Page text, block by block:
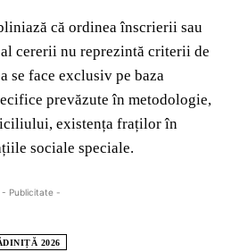
că ordinea înscrierii sau
cererii nu reprezintă criterii de
se face exclusiv pe baza
prevăzute în metodologie,
existența fraților în
sociale speciale.
- Publicitate -
2026